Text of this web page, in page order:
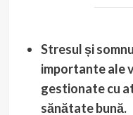
Stresul și
importante ale
gestionate cu
sănătate bună.